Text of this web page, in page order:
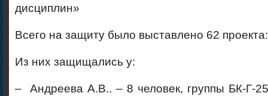
дисциплин»
Всего на защиту было выставлено 62 проекта:
Из них защищались у:
– Андреева А.В.. – 8 человек, группы БК-Г-